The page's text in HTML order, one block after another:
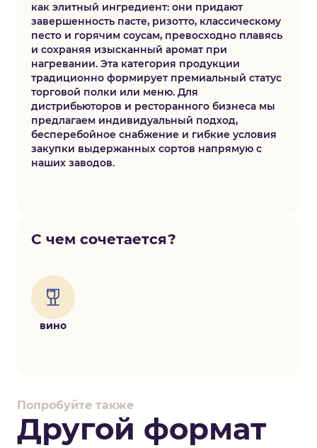
как элитный ингредиент: они придают
завершенность пасте, ризотто, классическому
песто и горячим соусам, превосходно плавясь
и сохраняя изысканный аромат при
нагревании. Эта категория продукции
традиционно формирует премиальный статус
торговой полки или меню. Для
дистрибьюторов и ресторанного бизнеса мы
предлагаем индивидуальный подход,
бесперебойное снабжение и гибкие условия
закупки выдержанных сортов напрямую с
наших заводов.
С чем сочетается?
вино
Попробуйте также
Другой формат